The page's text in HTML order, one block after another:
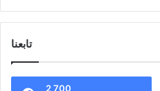
تابعنا
2 700